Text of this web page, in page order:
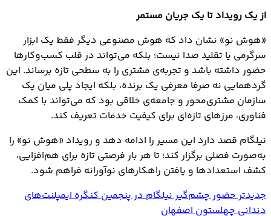
از یک رویداد تا یک جریان مستمر
«هوش نو» نشان داد که هوش مصنوعی دیگر فقط یک ابزار
سرگرمی یا تقلید صدا نیست؛ بلکه می‌تواند در قلب کسب‌وکارها
حضور داشته باشد و تجربه‌ی مشتری را به سطحی تازه برساند. این
گردهمایی نه صرفا معرفی یک برنده، بلکه ایجاد پلی میان یک
سازمان مشتری‌محور و جامعه‌ی خلاقی بود که می‌تواند با کمک
فناوری، مرزهای تازه‌ای برای کیفیت خدمات تعریف کند.
نیلگام قصد دارد این مسیر را ادامه دهد و رویداد «هوش نو» را
به‌صورت فصلی برگزار کند؛ تا هر بار فرصتی تازه برای هم‌افزایی،
کشف استعدادها و یافتن راهکارهای نوآورانه فراهم شود.
جدیدترحضور چشم‌گیر نیلگام در پنجمین کنگره ایمپلنت‌های
دندانی چهلستون اصفهان